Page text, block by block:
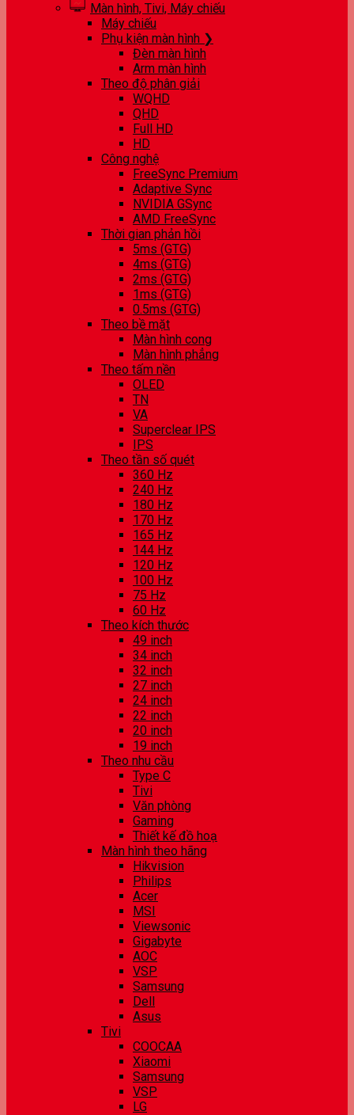
Màn hình, Tivi, Máy chiếu
Máy chiếu
Phụ kiện màn hình ❯
Đèn màn hình
Arm màn hình
Theo độ phân giải
WQHD
QHD
Full HD
HD
Công nghệ
FreeSync Premium
Adaptive Sync
NVIDIA GSync
AMD FreeSync
Thời gian phản hồi
5ms (GTG)
4ms (GTG)
2ms (GTG)
1ms (GTG)
0.5ms (GTG)
Theo bề mặt
Màn hình cong
Màn hình phẳng
Theo tấm nền
OLED
TN
VA
Superclear IPS
IPS
Theo tần số quét
360 Hz
240 Hz
180 Hz
170 Hz
165 Hz
144 Hz
120 Hz
100 Hz
75 Hz
60 Hz
Theo kích thước
49 inch
34 inch
32 inch
27 inch
24 inch
22 inch
20 inch
19 inch
Theo nhu cầu
Type C
Tivi
Văn phòng
Gaming
Thiết kế đồ hoạ
Màn hình theo hãng
Hikvision
Philips
Acer
MSI
Viewsonic
Gigabyte
AOC
VSP
Samsung
Dell
Asus
Tivi
COOCAA
Xiaomi
Samsung
VSP
LG